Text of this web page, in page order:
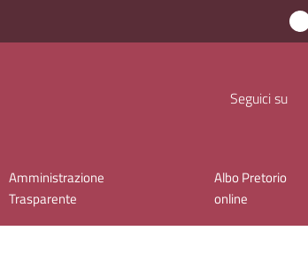
Seguici su
Amministrazione
Trasparente
Albo Pretorio
online